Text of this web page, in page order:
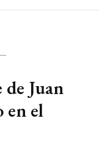
Juan
en el